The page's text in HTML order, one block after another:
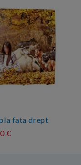
fata drept
€